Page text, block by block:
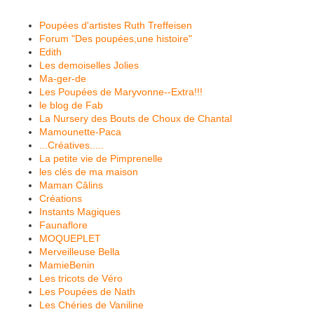
Poupées d'artistes Ruth Treffeisen
Forum "Des poupées,une histoire"
Edith
Les demoiselles Jolies
Ma-ger-de
Les Poupées de Maryvonne--Extra!!!
le blog de Fab
La Nursery des Bouts de Choux de Chantal
Mamounette-Paca
...Créatives.....
La petite vie de Pimprenelle
les clés de ma maison
Maman Câlins
Créations
Instants Magiques
Faunaflore
MOQUEPLET
Merveilleuse Bella
MamieBenin
Les tricots de Véro
Les Poupées de Nath
Les Chéries de Vaniline